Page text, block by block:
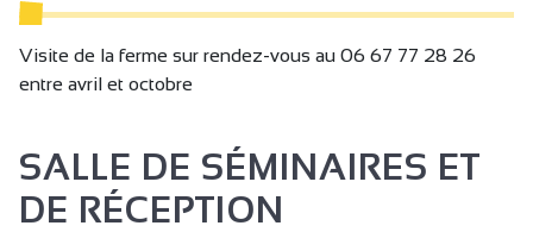
Visite de la ferme sur rendez-vous au 06 67 77 28 26
entre avril et octobre
SALLE DE SÉMINAIRES ET
DE RÉCEPTION